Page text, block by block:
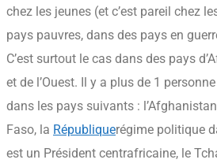
chez les jeunes (et c’est pareil chez
pays pauvres, dans des pays en
C’est surtout le cas dans des pays
et de l’Ouest. Il y a plus de 1
dans les pays suivants :
Faso, la Républiquerégime politique
est un Président centrafricaine, le